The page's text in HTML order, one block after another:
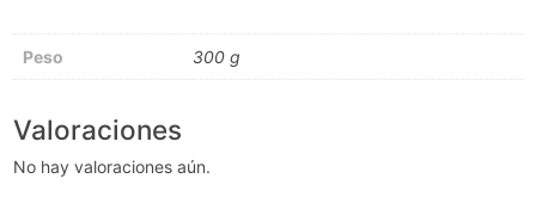
Peso 300 g
Valoraciones
No hay valoraciones aún.